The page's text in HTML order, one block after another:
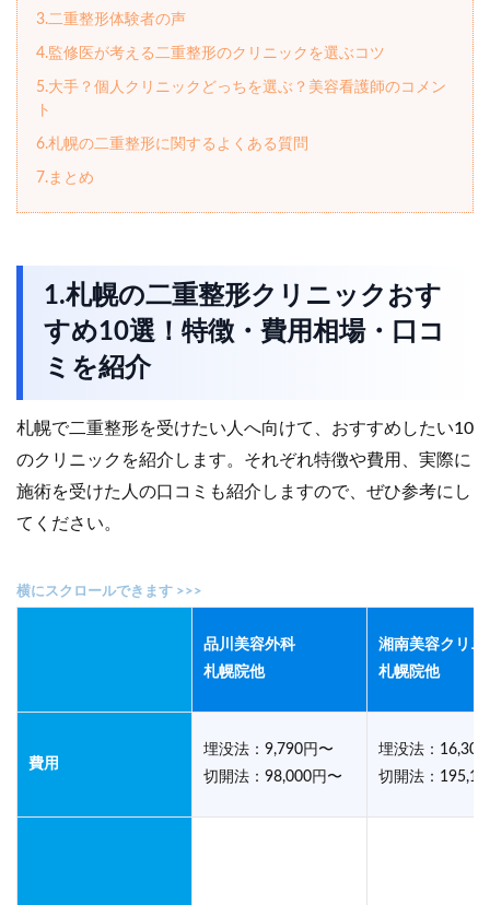
3.二重整形体験者の声
4.監修医が考える二重整形のクリニックを選ぶコツ
5.大手？個人クリニックどっちを選ぶ？美容看護師のコメン
ト
6.札幌の二重整形に関するよくある質問
7.まとめ
1.札幌の二重整形クリニックおす
すめ10選！特徴・費用相場・口コ
ミを紹介
札幌で二重整形を受けたい人へ向けて、おすすめしたい10
のクリニックを紹介します。それぞれ特徴や費用、実際に
施術を受けた人の口コミも紹介しますので、ぜひ参考にし
てください。
品川美容外科
札幌院他
湘南美容クリニ
札幌院他
費用
埋没法：9,790円〜
切開法：98,000円〜
埋没法：16,300
切開法：